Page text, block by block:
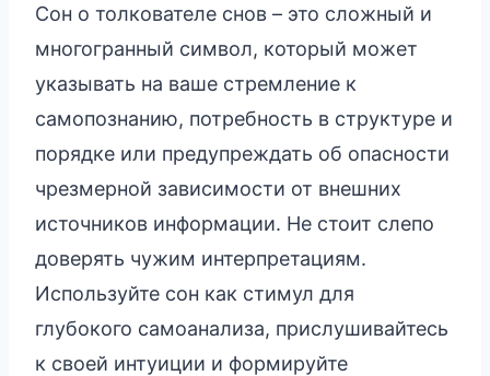
Сон о толкователе снов – это сложный и
многогранный символ, который может
указывать на ваше стремление к
самопознанию, потребность в структуре и
порядке или предупреждать об опасности
чрезмерной зависимости от внешних
источников информации. Не стоит слепо
доверять чужим интерпретациям.
Используйте сон как стимул для
глубокого самоанализа, прислушивайтесь
к своей интуиции и формируйте